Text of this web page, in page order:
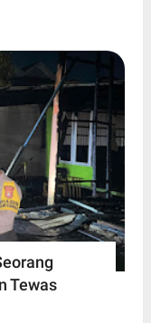
Tewas